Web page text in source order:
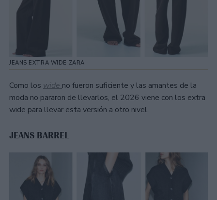
JEANS EXTRA WIDE ZARA
Como los wideno fueron suficiente y las amantes de la
moda no pararon de llevarlos, el 2026 viene con los extra
wide para llevar esta versión a otro nivel.
JEANS BARREL